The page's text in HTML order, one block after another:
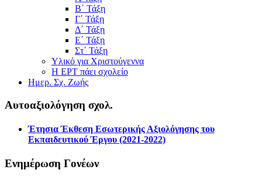
Β΄ Τάξη
Γ΄ Τάξη
Δ΄ Τάξη
Ε΄ Τάξη
Στ΄ Τάξη
Υλικό για Χριστούγεννα
Η ΕΡΤ πάει σχολείο
Ημερ. Σχ. Ζωής
Αυτοαξιολόγηση σχολ.
Έτησια Έκθεση Εσωτερικής Αξιολόγησης του
Εκπαιδευτικού Έργου (2021-2022)
Ενημέρωση Γονέων